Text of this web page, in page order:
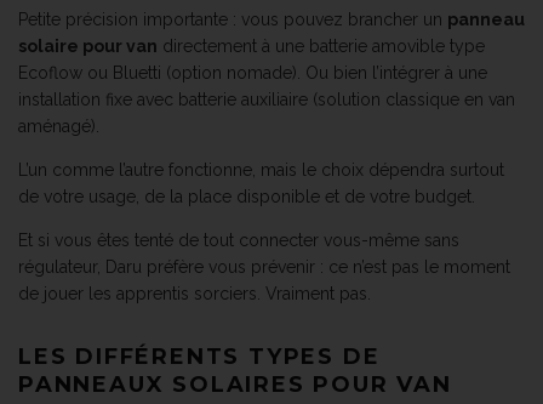
Petite précision importante : vous pouvez brancher un panneau
solaire pour van directement à une batterie amovible type
Ecoflow ou Bluetti (option nomade). Ou bien l’intégrer à une
installation fixe avec batterie auxiliaire (solution classique en van
aménagé).
L’un comme l’autre fonctionne, mais le choix dépendra surtout
de votre usage, de la place disponible et de votre budget.
Et si vous êtes tenté de tout connecter vous-même sans
régulateur, Daru préfère vous prévenir : ce n’est pas le moment
de jouer les apprentis sorciers. Vraiment pas.
LES DIFFÉRENTS TYPES DE
PANNEAUX SOLAIRES POUR VAN